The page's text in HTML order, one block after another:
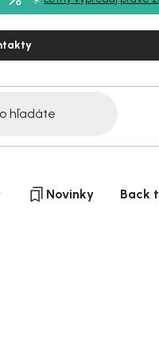
Novinky Back